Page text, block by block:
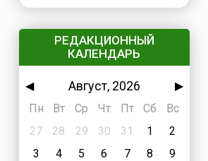
РЕДАКЦИОННЫЙ
КАЛЕНДАРЬ
◀ Август, 2026
▶
Пн
Вт Ср Чт Пт Сб
Вс
27
28 29 30 31 1
2
3
4 5 6 7 8
9